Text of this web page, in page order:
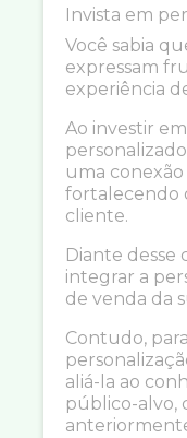
Invista em
Você sabia
expressam
experiência
Ao investir
uma conexão
fortalecendo
cliente.
Diante desse
integrar a
de venda da
Contudo,
aliá-la ao
público-alvo,